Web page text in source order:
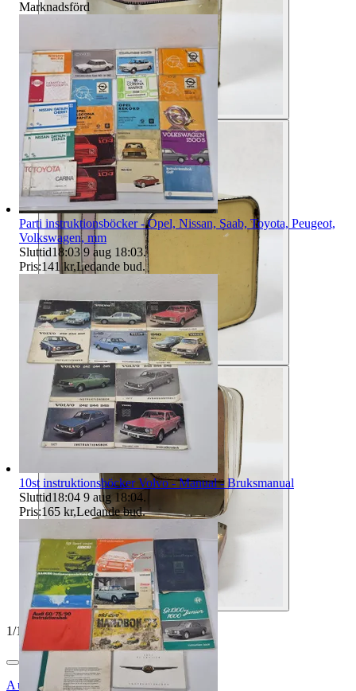
1/10
Auktionsbyra
Marknadsförd
Parti instruktionsböcker - Opel, Nissan, Saab, Toyota, Peugeot,
Volkswagen, mm
Sluttid18:03 9 aug 18:03.
Pris:141 kr,Ledande bud.
10st instruktionsböcker Volvo - Manual - Bruksmanual
Sluttid18:04 9 aug 18:04.
Pris:165 kr,Ledande bud.